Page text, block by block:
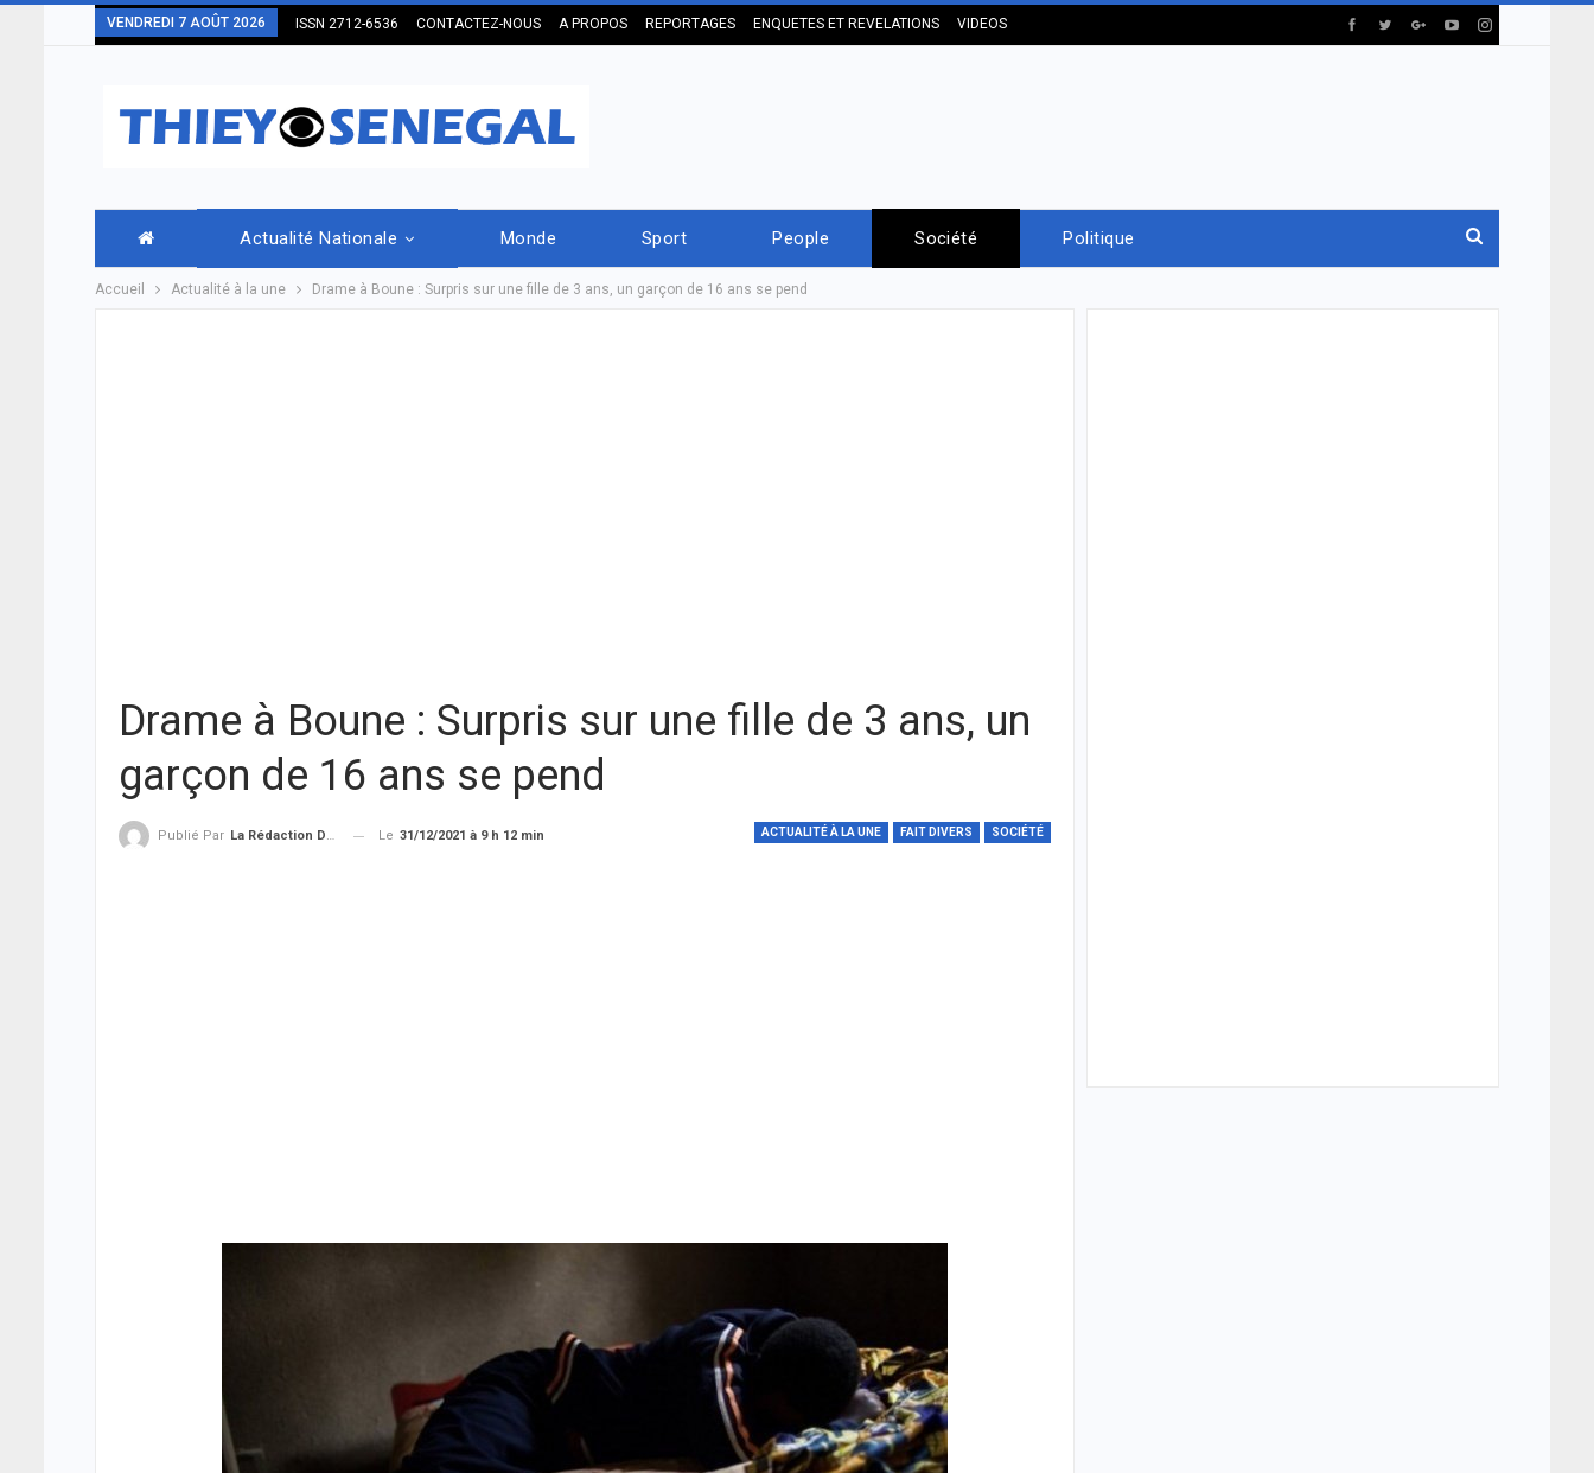
VENDREDI 7 AOÛT 2026 ISSN 2712-6536 CONTACTEZ-NOUS A PROPOS REPORTAGES ENQUETES ET REVELATIONS VIDEOS
Actualité Nationale Monde Sport People Société Politique
Accueil Actualité à la une Drame à Boune : Surpris sur une fille de 3 ans, un garçon de 16 ans se pend
Drame à Boune : Surpris sur une fille de 3 ans, un
garçon de 16 ans se pend
ACTUALITÉ À LA UNE FAIT DIVERS SOCIÉTÉ
Publié Par La Rédaction De THIEYSENEGAL.com Le 31/12/2021 à 9 h 12 min